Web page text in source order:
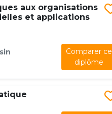
aux organisations
et applications
Comparer ce
diplôme